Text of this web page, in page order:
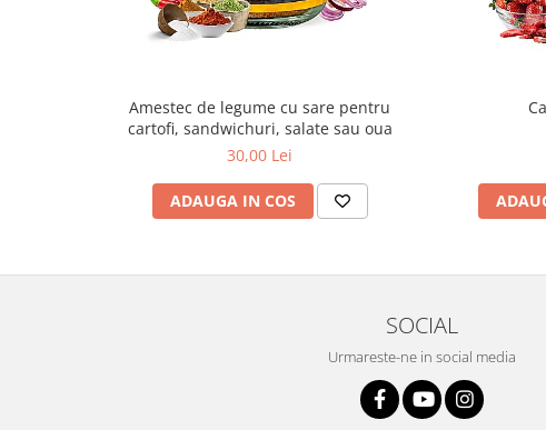
Amestec de legume cu sare pentru
cartofi, sandwichuri, salate sau oua
30,00 Lei
ADAUGA IN COS
SOCIAL
Urmareste-ne in social media